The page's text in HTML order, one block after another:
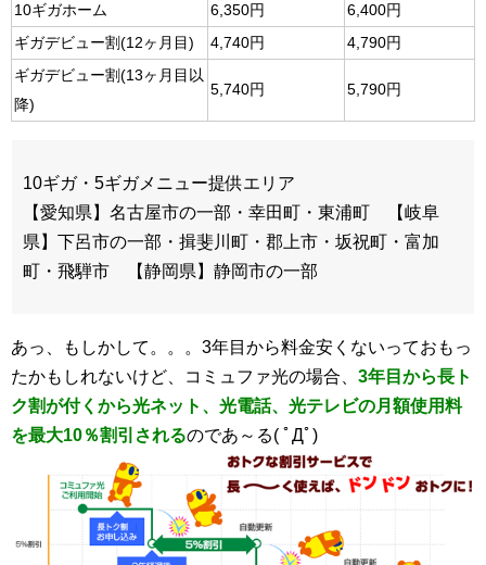
10ギガホーム
6,350円
6,400円
ギガデビュー割(12ヶ月目)
4,740円
4,790円
ギガデビュー割(13ヶ月目以
降)
5,740円 5,790円
10ギガ・5ギガメニュー提供エリア
【愛知県】名古屋市の一部・幸田町・東浦町 【岐阜
県】下呂市の一部・揖斐川町・郡上市・坂祝町・富加
町・飛騨市 【静岡県】静岡市の一部
あっ、もしかして。。。3年目から料金安くないっておもっ
たかもしれないけど、
コミュファ光の場合、 3年目から長ト
ク割が付くから光ネット、光電話、光テレビの月額使用料
を最大10％割引されるのであ～る( ﾟДﾟ)